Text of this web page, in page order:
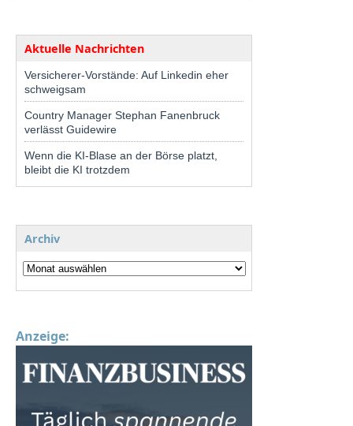
Aktuelle Nachrichten
Versicherer-Vorstände: Auf Linkedin eher
schweigsam
Country Manager Stephan Fanenbruck
verlässt Guidewire
Wenn die KI-Blase an der Börse platzt,
bleibt die KI trotzdem
Archiv
Anzeige: